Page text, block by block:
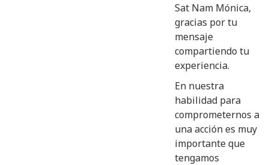
Sat Nam Mónica,
gracias por tu
mensaje
compartiendo tu
experiencia.
En nuestra
habilidad para
comprometernos a
una acción es muy
importante que
tengamos